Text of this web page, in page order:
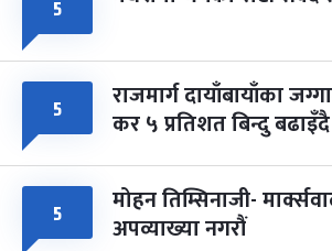
५
५ राजमार्ग दायाँबायाँका
कर ५ प्रतिशत बिन्दु बढाइँदै
५ मोहन तिम्सिनाजी-
अपव्याख्या नगरौं